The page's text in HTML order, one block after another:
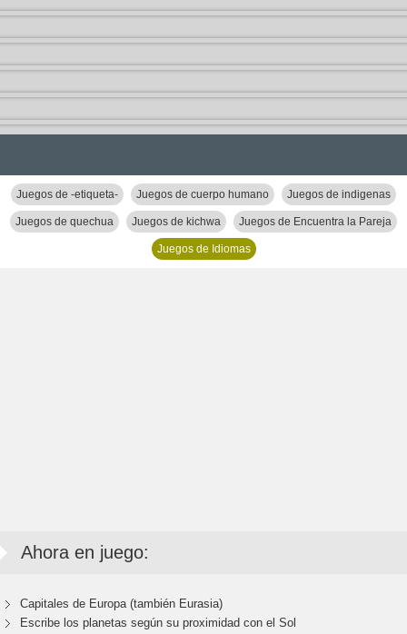
Juegos de -etiqueta- Juegos de cuerpo humano Juegos de indigenas
Juegos de quechua Juegos de kichwa Juegos de Encuentra la Pareja
Juegos de Idiomas
Ahora en juego:
Capitales de Europa (también Eurasia)
Escribe los planetas según su proximidad con el Sol